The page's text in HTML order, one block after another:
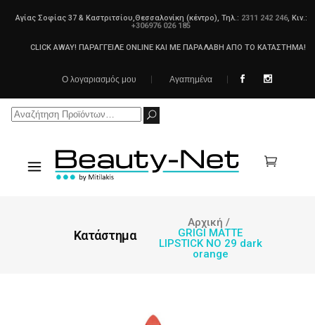
Αγίας Σοφίας 37 & Καστριτσίου,Θεσσαλονίκη (κέντρο), Τηλ.: 2311 242 246, Κιν.:
+306976 026 185
CLICK AWAY! ΠΑΡΑΓΓΕΙΛΕ ONLINE ΚΑΙ ΜΕ ΠΑΡΑΛΑΒΗ ΑΠΟ ΤΟ ΚΑΤΑΣΤΗΜΑ!
Ο λογαριασμός μου Αγαπημένα
Search
Κατάστημα
Αρχική /
GRIGI MATTE
LIPSTICK NO 29 dark
orange